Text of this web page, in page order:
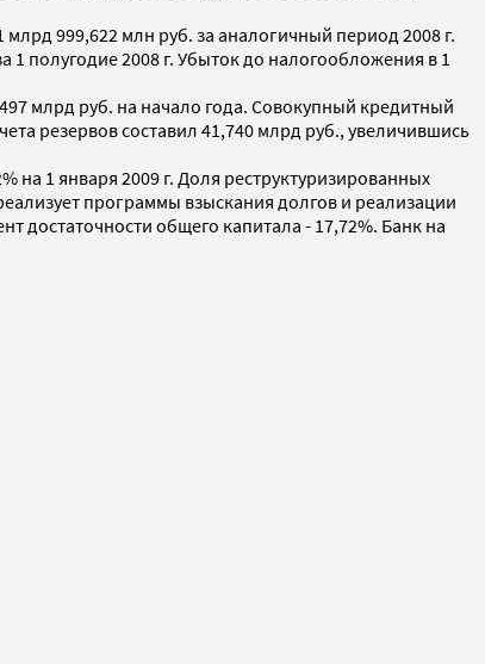
999,622 млн руб. за аналогичный период 2008 г.
полугодие 2008 г. Убыток до налогообложения в 1
млрд руб. на начало года. Совокупный кредитный
резервов составил 41,740 млрд руб., увеличившись
на 1 января 2009 г. Доля реструктуризированных
программы взыскания долгов и реализации
достаточности общего капитала - 17,72%. Банк на